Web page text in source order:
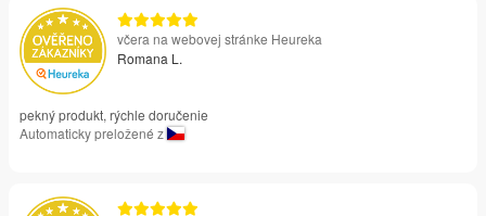
včera na webovej stránke Heureka
Romana L.
pekný produkt, rýchle doručenie
Automaticky preložené z